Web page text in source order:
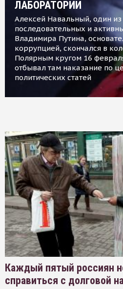
ЛАБОРАТОРИИ
Алексей Навальный, один из
последовательных и
Владимира Путина,
коррупцией, скончался в
Полярным кругом 16
отбывал там наказание по
политических статей
Каждый пятый россиян
справиться с долговой